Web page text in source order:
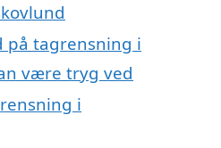
på tagrensning i
være tryg ved
i